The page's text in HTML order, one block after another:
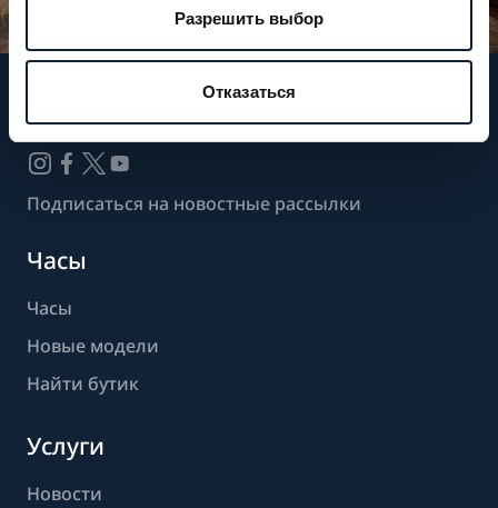
Разрешить выбор
Отказаться
Следите за нашими новостями
Подписаться на новостные рассылки
Часы
Часы
Новые модели
Найти бутик
Услуги
Новости